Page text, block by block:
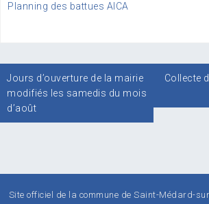
Planning des battues AICA
Navigation
de
l’article
Jours d’ouverture de la mairie
modifiés les samedis du mois
d’août
Collecte
Site officiel de la commune de Saint-Médard-